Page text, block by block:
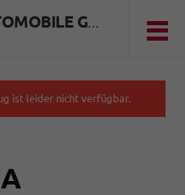
HUBER AUTOMOBILE GMBH
ist leider nicht verfügbar.